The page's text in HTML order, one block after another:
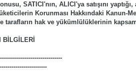
SATICI'nın, ALICI'ya satışını
Korunması Hakkındaki
tarafların hak ve yükümlülüklerinin
BİLGİLERİ